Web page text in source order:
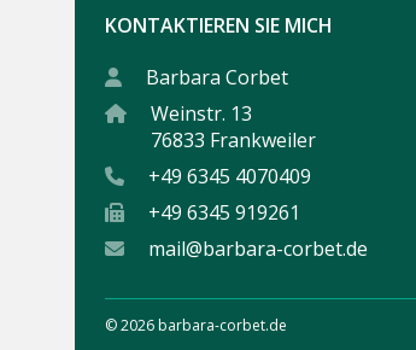
KONTAKTIEREN SIE MICH
Barbara Corbet
Weinstr. 13
76833 Frankweiler
+49 6345 4070409
+49 6345 919261
mail@barbara-corbet.de
© 2026 barbara-corbet.de